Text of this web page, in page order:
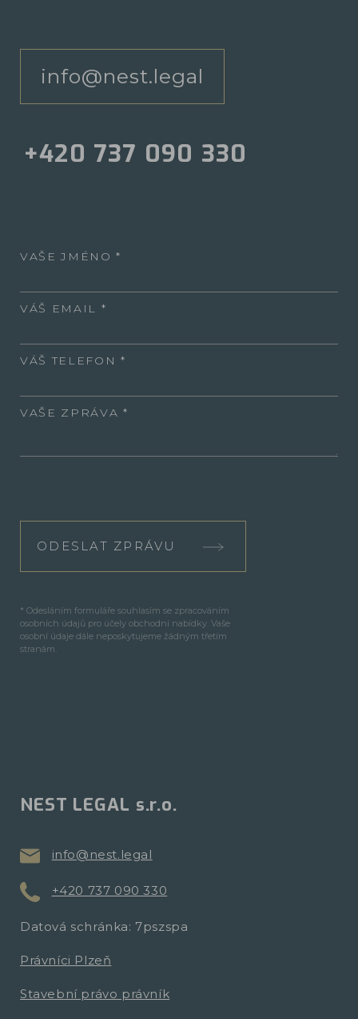
info@nest.legal
+420 737 090 330
VAŠE JMÉNO
VÁŠ EMAIL
VÁŠ TELEFON
VAŠE ZPRÁVA
ODESLAT ZPRÁVU
* Odesláním formuláře souhlasím se zpracováním
osobních údajů pro účely obchodní nabídky. Vaše
osobní údaje dále neposkytujeme žádným třetím
stranám.
NEST LEGAL s.r.o.
info@nest.legal
+420 737 090 330
Datová schránka: 7pszspa
Právníci Plzeň
Stavební právo právník